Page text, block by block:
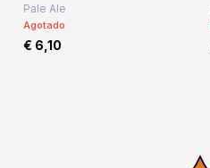
Pale Ale
Agotado
€ 6,10